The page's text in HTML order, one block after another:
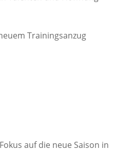
Trainingsanzug
auf die neue Saison in